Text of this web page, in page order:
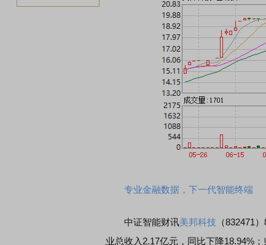
专业金融数据，下一代智能终端
中证智能财讯美邦科技 （832471
业总收入2.17亿元，同比下降18.94%